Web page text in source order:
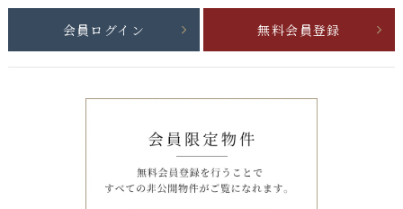
会員ログイン 無料会員登録